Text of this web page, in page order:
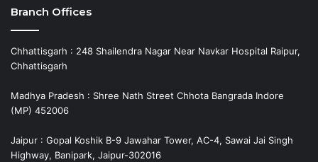
Branch Offices
Chhattisgarh : 248 Shailendra Nagar Near Navkar Hospital Raipur,
Chhattisgarh
Madhya Pradesh : Shree Nath Street Chhota Bangrada Indore
(MP) 452006
Jaipur : Gopal Koshik B-9 Jawahar Tower, AC-4, Sawai Jai Singh
Highway, Banipark, Jaipur-302016